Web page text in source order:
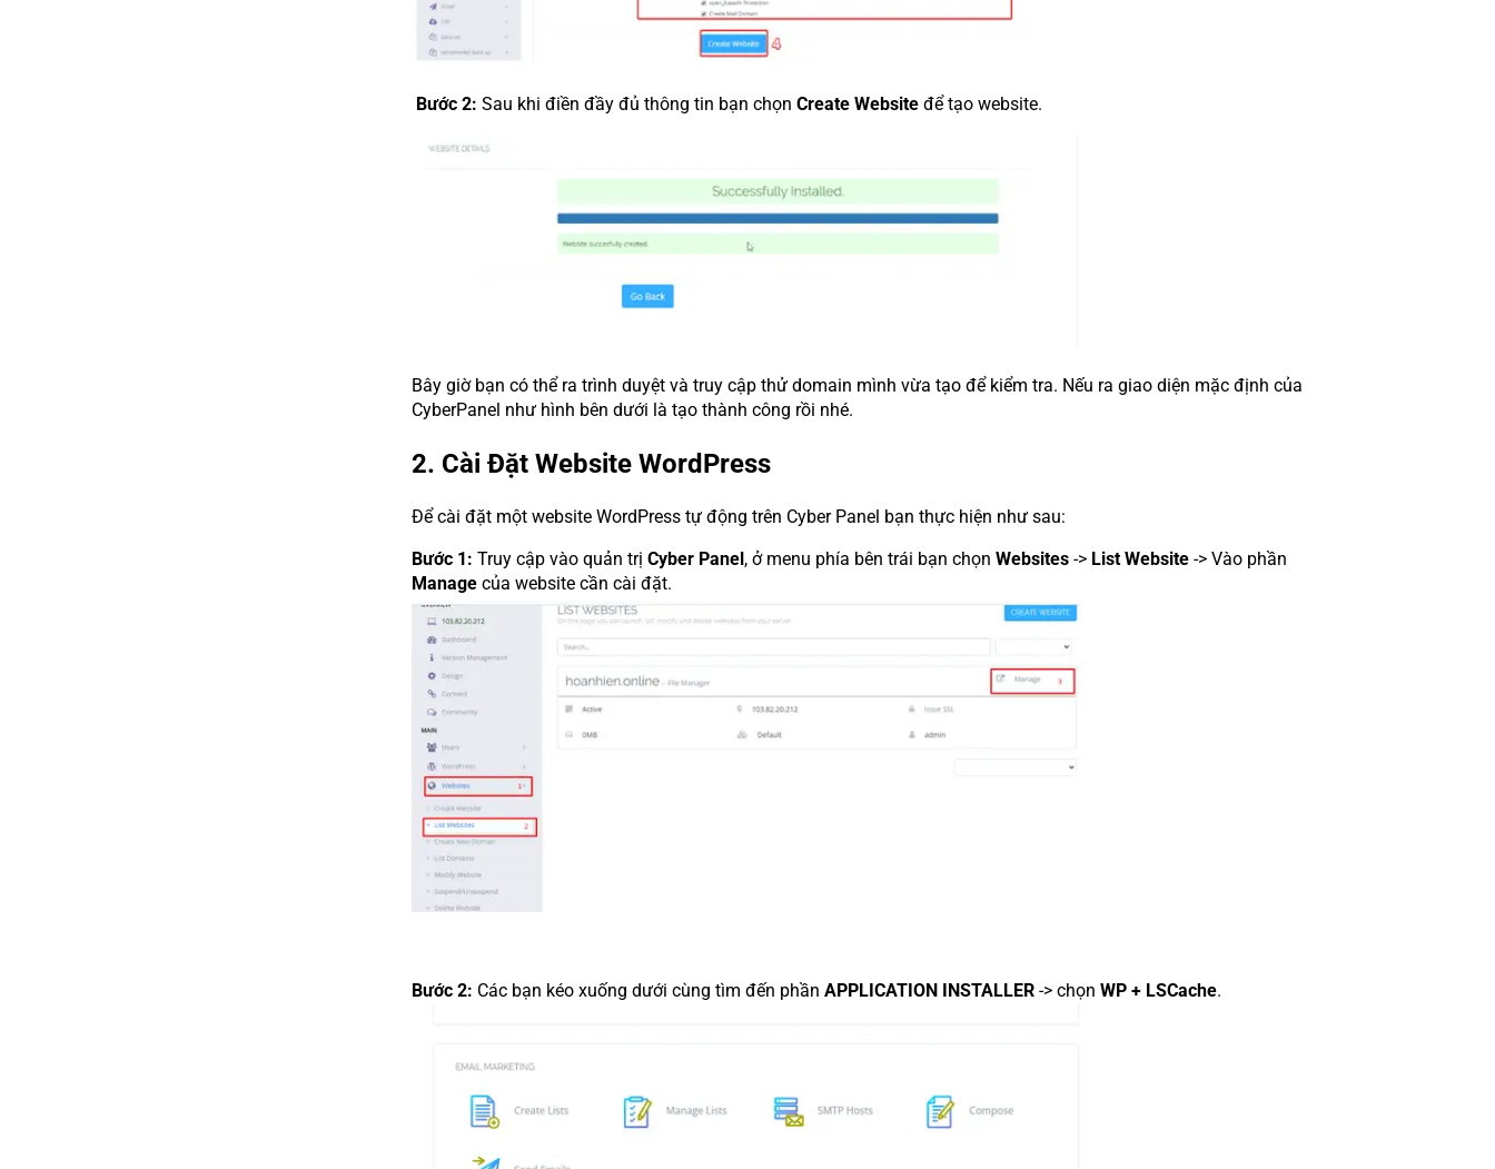
Bước 2: Sau khi điền đầy đủ thông tin bạn chọn Create Websiteđể tạo website.
Bây giờ bạn có thể ra trình duyệt và truy cập thử domain mình vừa tạo để kiểm tra. Nếu ra giao diện mặc định của
CyberPanel như hình bên dưới là tạo thành công rồi nhé.
2. Cài Đặt Website WordPress
Để cài đặt một website WordPress tự động trên Cyber Panel bạn thực hiện như sau:
Bước 1: Truy cập vào quản trị Cyber Panel, ở menu phía bên trái bạn chọn Websites -> List Website-> Vào phần
Managecủa website cần cài đặt.
Bước 2: Các bạn kéo xuống dưới cùng tìm đến phần APPLICATION INSTALLER-> chọn WP + LSCache.